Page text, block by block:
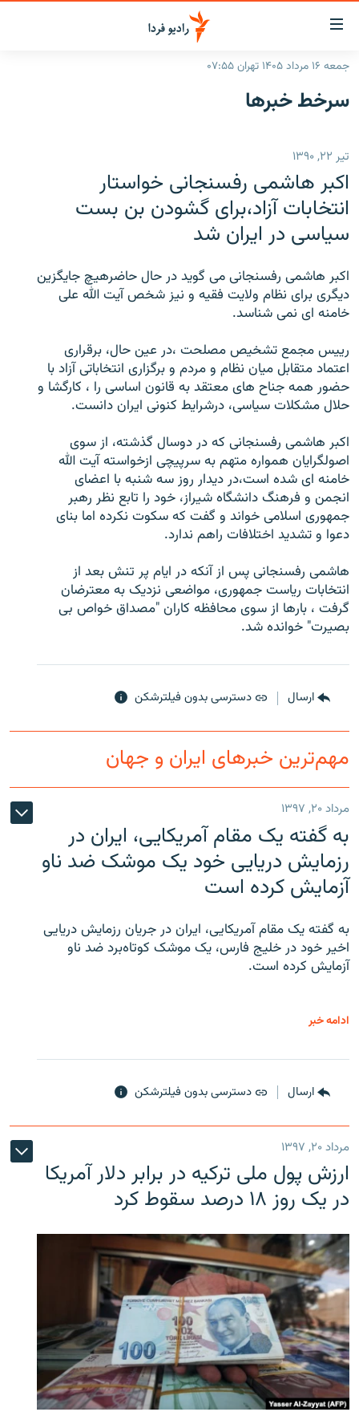
لینک‌های
قابلیت
دسترسی
بازگشت
اصلی
رفتن
صفحه
جستجو
ایران
رادیو
انتخاب کنید و بشنوید
برنامه‌های رادیویی
پادکست
چندرسانه‌ای
گزارش‌های ویدئویی
English
زبان‌های دیگر
جمعه ۱۶ مرداد ۱۴۰۵ تهران ۰۷:۵۵
سرخط‌ خبرها
تیر ۲۲, ۱۳۹۰
اکبر هاشمی رفسنجانی خواستار
انتخابات آزاد،برای گشودن بن بست
سياسی در ايران شد
اکبر هاشمی رفسنجانی می گويد در حال حاضرهيچ جايگزين
ديگری برای نظام ولايت فقيه و نيز شخص آيت الله علی
خامنه ای نمی شناسد.
رييس مجمع تشخيص مصلحت ،در عين حال، برقراری
اعتماد متقابل ميان نظام و مردم و برگزاری انتخاباتی آزاد با
حضور همه جناح های معتقد به قانون اساسی را ، کارگشا و
حلال مشکلات سياسی، درشرايط کنونی ايران دانست.
اکبر هاشمی رفسنجانی که در دوسال گذشته، از سوی
اصولگرايان همواره متهم به سرپيچی ازخواسته آيت الله
خامنه ای شده است،در ديدار روز سه شنبه با اعضای
انجمن و فرهنگ دانشگاه شيراز، خود را تابع نظر رهبر
جمهوری اسلامی خواند و گفت که سکوت نکرده اما بنای
دعوا و تشديد اختلافات راهم ندارد.
هاشمی رفسنجانی پس از آنکه در ايام پر تنش بعد از
انتخابات رياست جمهوری، مواضعی نزديک به معترضان
گرفت ، بارها از سوی محافظه کاران "مصداق خواص بی
بصيرت" خوانده شد.
ارسال دسترسی بدون فیلترشکن
مهم‌ترین خبرهای ایران و جهان
مرداد ۲۰, ۱۳۹۷
به گفته یک مقام آمریکایی، ایران در
رزمایش دریایی خود یک موشک ضد ناو
آزمایش کرده است
به گفته یک مقام آمریکایی، ایران در جریان رزمایش دریایی
اخیر خود در خلیج فارس، یک موشک کوتاه‌برد ضد ناو
آزمایش کرده است.
ادامه خبر
ارسال دسترسی بدون فیلترشکن
مرداد ۲۰, ۱۳۹۷
ارزش پول ملی ترکیه در برابر دلار آمریکا
در یک روز ۱۸ درصد سقوط کرد